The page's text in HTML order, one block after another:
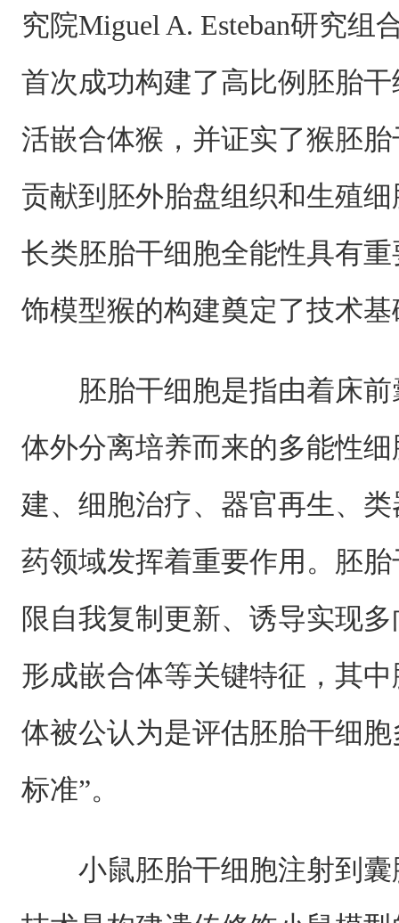
究院Miguel A. Esteban研究组
首次成功构建了高比例胚胎
活嵌合体猴，并证实了猴胚
贡献到胚外胎盘组织和生殖
长类胚胎干细胞全能性具有
饰模型猴的构建奠定了技术基
胚胎干细胞是指由着床
体外分离培养而来的多能性
建、细胞治疗、器官再生、
药领域发挥着重要作用。胚
限自我复制更新、诱导实现
形成嵌合体等关键特征，其
体被公认为是评估胚胎干细
标准”。
小鼠胚胎干细胞注射到